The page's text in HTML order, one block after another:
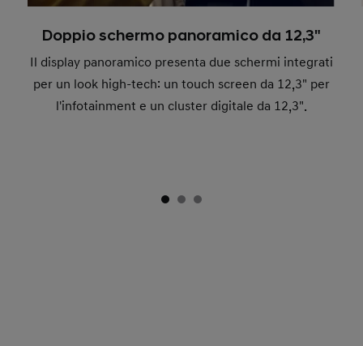
Doppio schermo panoramico da 12,3"
Il display panoramico presenta due schermi integrati
per un look high-tech: un touch screen da 12,3" per
l'infotainment e un cluster digitale da 12,3".